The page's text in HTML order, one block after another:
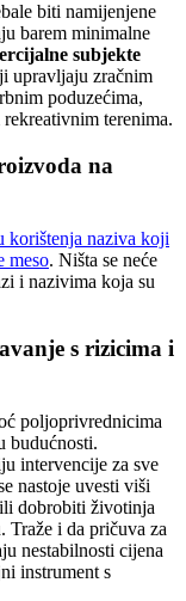
biti namijenjene
barem minimalne
subjekte
upravljaju zračnim
poduzećima,
terenima.
na
korištenja naziva koji
meso. Ništa se neće
i nazivima koja su
s rizicima i
poljoprivrednicima
budućnosti.
intervencije za sve
nastoje uvesti viši
dobrobiti životinja
Traže i da pričuva za
nestabilnosti cijena
instrument s